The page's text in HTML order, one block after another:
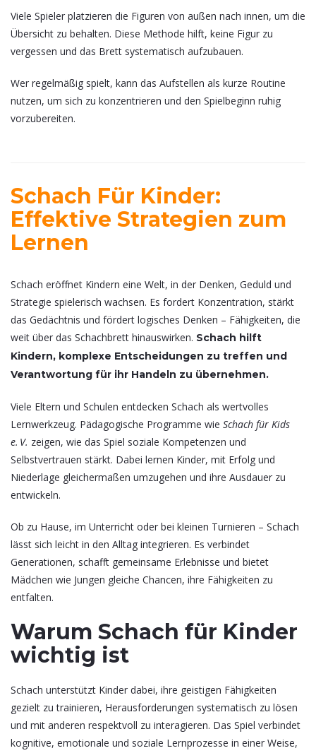
Viele Spieler platzieren die Figuren von außen nach innen, um die
Übersicht zu behalten. Diese Methode hilft, keine Figur zu
vergessen und das Brett systematisch aufzubauen.
Wer regelmäßig spielt, kann das Aufstellen als kurze Routine
nutzen, um sich zu konzentrieren und den Spielbeginn ruhig
vorzubereiten.
Schach Für Kinder:
Effektive Strategien zum
Lernen
Schach eröffnet Kindern eine Welt, in der Denken, Geduld und
Strategie spielerisch wachsen. Es fordert Konzentration, stärkt
das Gedächtnis und fördert logisches Denken – Fähigkeiten, die
weit über das Schachbrett hinauswirken. Schach hilft
Kindern, komplexe Entscheidungen zu treffen und
Verantwortung für ihr Handeln zu übernehmen.
Viele Eltern und Schulen entdecken Schach als wertvolles
Lernwerkzeug. Pädagogische Programme wie Schach für Kids
e. V. zeigen, wie das Spiel soziale Kompetenzen und
Selbstvertrauen stärkt. Dabei lernen Kinder, mit Erfolg und
Niederlage gleichermaßen umzugehen und ihre Ausdauer zu
entwickeln.
Ob zu Hause, im Unterricht oder bei kleinen Turnieren – Schach
lässt sich leicht in den Alltag integrieren. Es verbindet
Generationen, schafft gemeinsame Erlebnisse und bietet
Mädchen wie Jungen gleiche Chancen, ihre Fähigkeiten zu
entfalten.
Warum Schach für Kinder
wichtig ist
Schach unterstützt Kinder dabei, ihre geistigen Fähigkeiten
gezielt zu trainieren, Herausforderungen systematisch zu lösen
und mit anderen respektvoll zu interagieren. Das Spiel verbindet
kognitive, emotionale und soziale Lernprozesse in einer Weise,